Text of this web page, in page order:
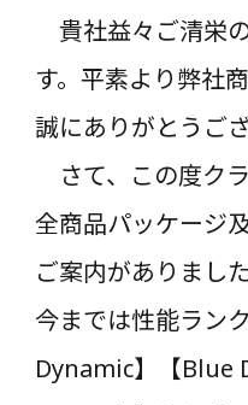
貴社益々ご清栄
す。平素より弊社
誠にありがとうござ
さて、この度ク
全商品パッケージ
ご案内がありました
今までは性能ラン
Dynamic】【Blue